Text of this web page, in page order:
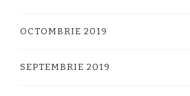
OCTOMBRIE 2019
SEPTEMBRIE 2019